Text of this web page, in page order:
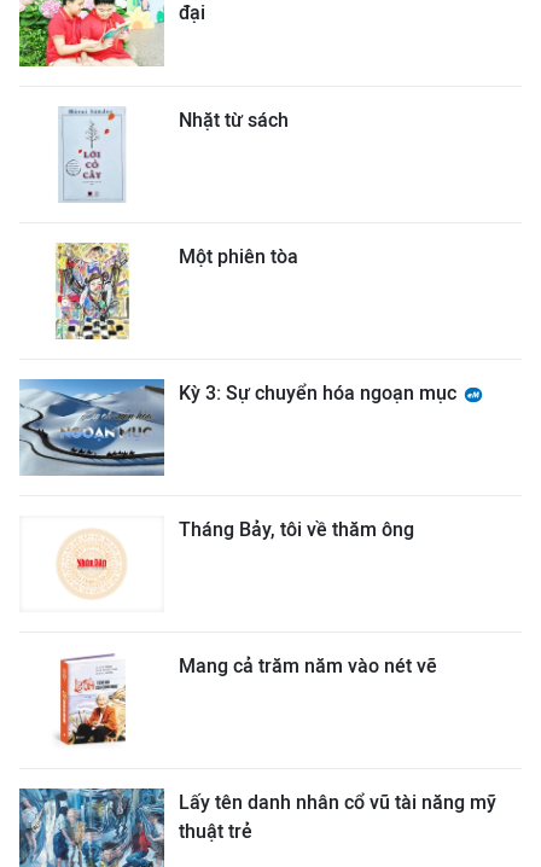
đại
Nhặt từ sách
Một phiên tòa
Kỳ 3: Sự chuyển hóa ngoạn mục
Tháng Bảy, tôi về thăm ông
Mang cả trăm năm vào nét vẽ
Lấy tên danh nhân cổ vũ tài năng mỹ
thuật trẻ